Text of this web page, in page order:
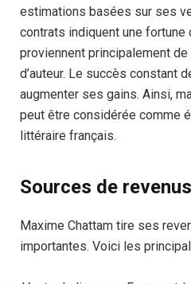
estimations basées sur ses
contrats indiquent une
proviennent principalement
d’auteur. Le succès constant
augmenter ses gains. Ainsi,
peut être considérée comme
littéraire français.
Sources de
Maxime Chattam tire ses
importantes. Voici les